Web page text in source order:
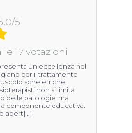
5
e 17 votazioni
un'eccellenza nel
per il trattamento
scheletriche.
non si limita
delle patologie, ma
componente educativa.
apert[...]